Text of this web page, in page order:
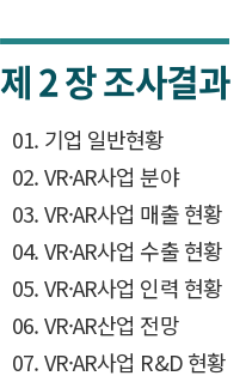
제 2 장조사결과
01. 기업 일반현황
02. VR·AR사업 분야
03. VR·AR사업 매출 현황
04. VR·AR사업 수출 현황
05. VR·AR사업 인력 현황
06. VR·AR산업 전망
07. VR·AR사업 R&D 현황